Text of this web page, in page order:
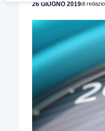
26 GIUGNO 2019di